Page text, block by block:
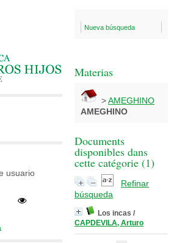
Nueva búsqueda
Materias
>AMEGHINO
AMEGHINO
Documents
disponibles dans
cette catégorie (1)
Refinar
búsqueda
Los incas /
CAPDEVILA, Arturo
usuario